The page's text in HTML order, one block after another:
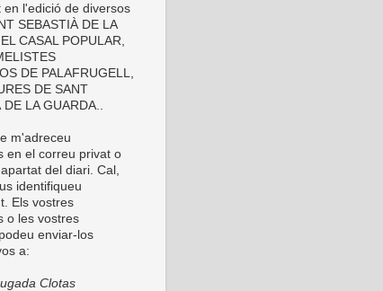
en l'edició de diversos
SEBASTIÀ DE LA
CASAL POPULAR,
DE PALAFRUGELL,
DE SANT
LA GUARDA..
m'adreceu
en el correu privat o
del diari. Cal,
identifiqueu
Els vostres
o les vostres
enviar-los
a:
Clotas